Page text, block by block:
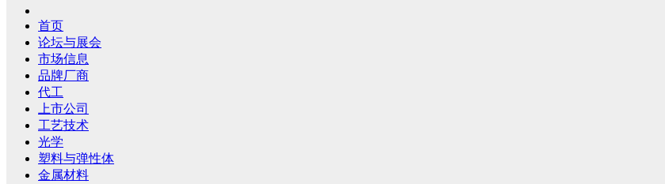
首页
论坛与展会
市场信息
品牌厂商
代工
上市公司
工艺技术
光学
塑料与弹性体
金属材料